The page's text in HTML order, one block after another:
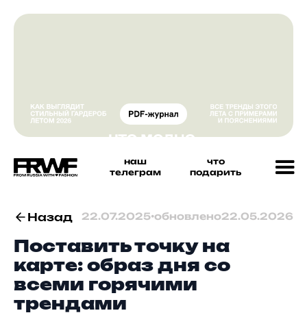
наш
телеграм
что
подарить
Назад 22.07.2025•обновлено22.05.2026
Поставить точку на
карте: образ дня со
всеми горячими
трендами